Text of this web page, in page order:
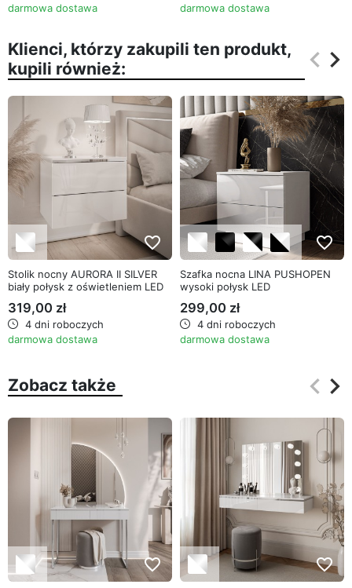
darmowa dostawa
darmowa dostawa
Klienci, którzy zakupili ten produkt,
kupili również:
keyboard_arrow_left
keyboard_arrow_right
favorite_border
Stolik nocny AURORA II SILVER
biały połysk z oświetleniem LED
319,00 zł
4 dni roboczych
darmowa dostawa
favorite_border
Szafka nocna LINA PUSHOPEN
wysoki połysk LED
299,00 zł
4 dni roboczych
darmowa dostawa
Zobacz także keyboard_arrow_left
keyboard_arrow_right
favorite_border favorite_border